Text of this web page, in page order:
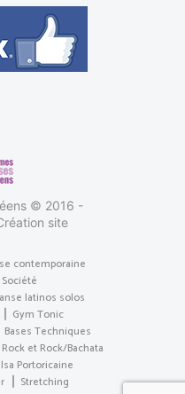
© 2016 -
site
contemporaine
latinos solos
Gym Tonic
Bases Techniques
Rock et Rock/Bachata
Portoricaine
Stretching